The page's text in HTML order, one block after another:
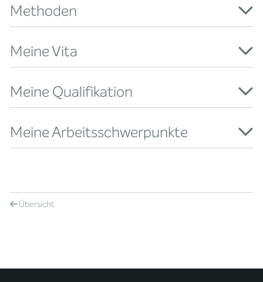
Methoden
Meine Vita
Meine Qualifikation
Meine Arbeitsschwerpunkte
Übersicht